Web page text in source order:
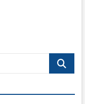
Search